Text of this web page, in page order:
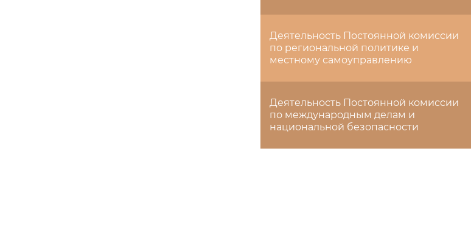
Деятельность Постоянной комиссии
по региональной политике и
местному самоуправлению
Деятельность Постоянной комиссии
по международным делам и
национальной безопасности